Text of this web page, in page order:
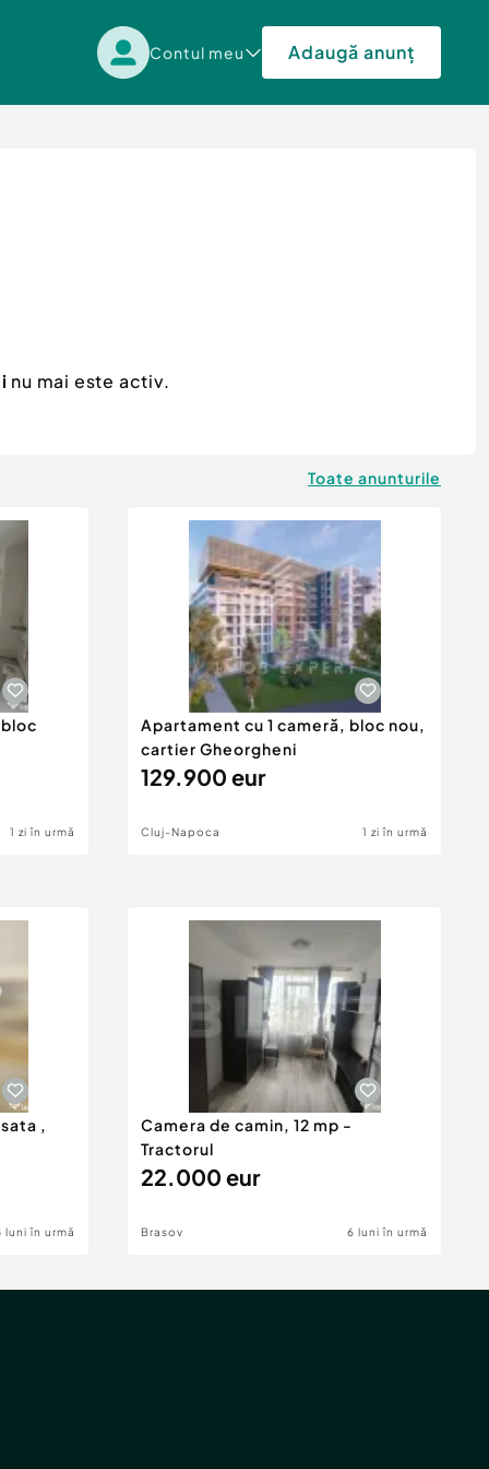
Contul meu Adaugă anunț
nu mai este activ.
Toate anunturile
1 zi în urmă
Apartament cu 1 cameră, bloc nou,
cartier Gheorgheni
129.900 eur
Cluj-Napoca 1 zi în urmă
,
luni în urmă
Camera de camin, 12 mp -
Tractorul
22.000 eur
Brasov 6 luni în urmă